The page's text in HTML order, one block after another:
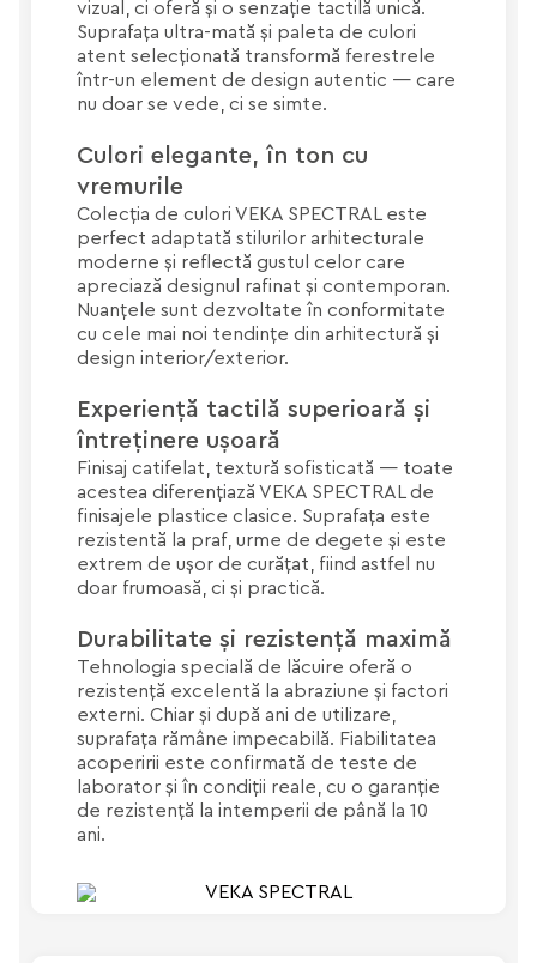
vizual, ci oferă și o senzație tactilă unică.
Suprafața ultra-mată și paleta de culori
atent selecționată transformă ferestrele
într-un element de design autentic — care
nu doar se vede, ci se simte.
Culori elegante, în ton cu
vremurile
Colecția de culori VEKA SPECTRAL este
perfect adaptată stilurilor arhitecturale
moderne și reflectă gustul celor care
apreciază designul rafinat și contemporan.
Nuanțele sunt dezvoltate în conformitate
cu cele mai noi tendințe din arhitectură și
design interior/exterior.
Experiență tactilă superioară și
întreținere ușoară
Finisaj catifelat, textură sofisticată — toate
acestea diferențiază VEKA SPECTRAL de
finisajele plastice clasice. Suprafața este
rezistentă la praf, urme de degete și este
extrem de ușor de curățat, fiind astfel nu
doar frumoasă, ci și practică.
Durabilitate și rezistență maximă
Tehnologia specială de lăcuire oferă o
rezistență excelentă la abraziune și factori
externi. Chiar și după ani de utilizare,
suprafața rămâne impecabilă. Fiabilitatea
acoperirii este confirmată de teste de
laborator și în condiții reale, cu o garanție
de rezistență la intemperii de până la 10
ani.